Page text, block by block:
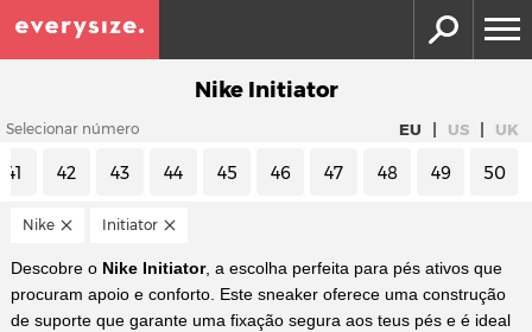
Nike Initiator
Selecionar número EU | US | UK
41 42 43 44 45 46 47 48 49 50
Nike Initiator
Descobre o Nike Initiator, a escolha perfeita para pés ativos que
procuram apoio e conforto. Este sneaker oferece uma construção
de suporte que garante uma fixação segura aos teus pés e é ideal